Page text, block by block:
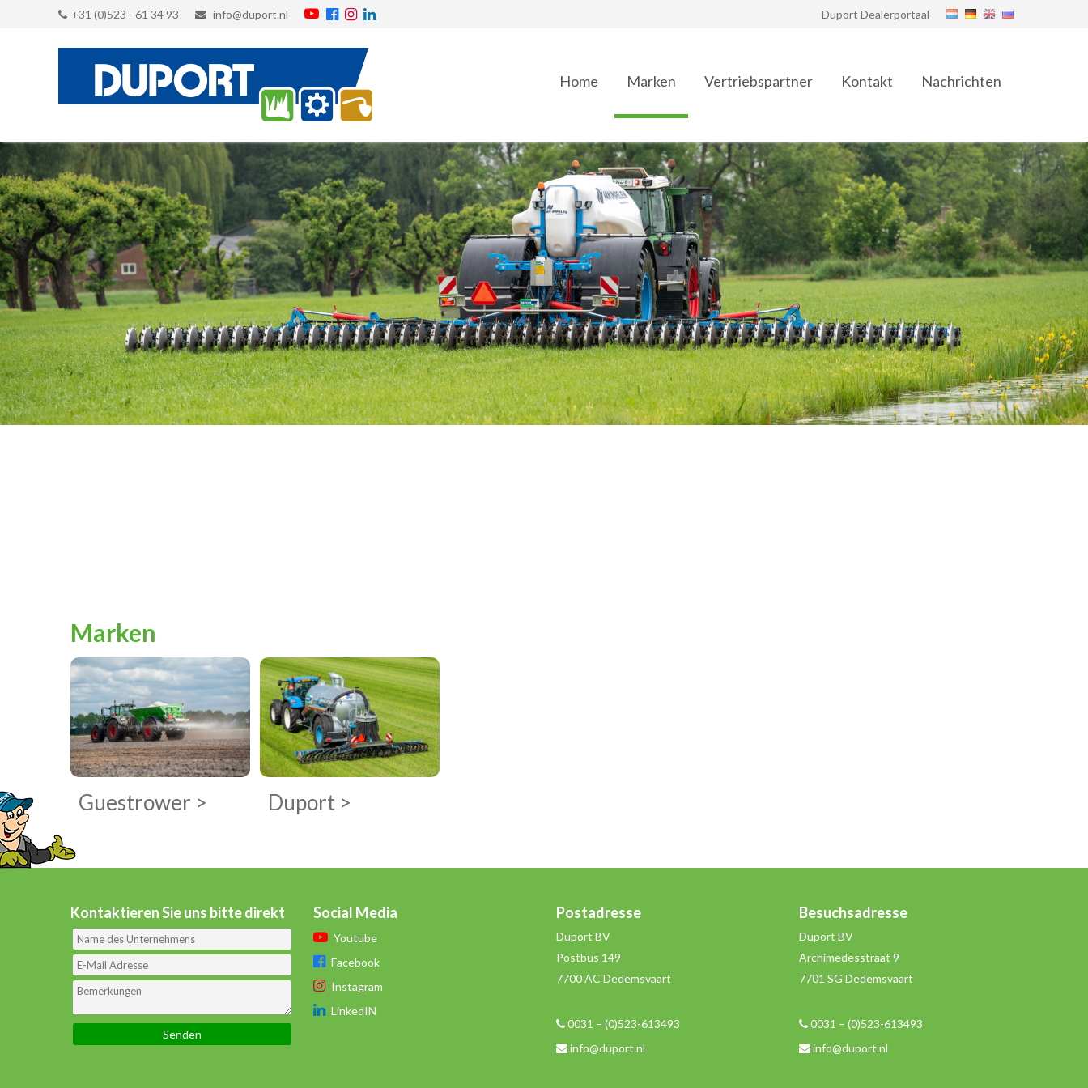
Duport Dealerportaal
+31 (0)523 - 61 34 93 info@duport.nl
Home Marken Vertriebspartner Kontakt Nachrichten
Marken
Guestrower > Duport >
Kontaktieren Sie uns bitte direkt Social Media
Youtube
Facebook
Instagram
LinkedIN
Postadresse
Duport BV
Postbus 149
7700 AC Dedemsvaart
0031 – (0)523-613493
info@duport.nl
Besuchsadresse
Duport BV
Archimedesstraat 9
7701 SG Dedemsvaart
0031 – (0)523-613493
info@duport.nl